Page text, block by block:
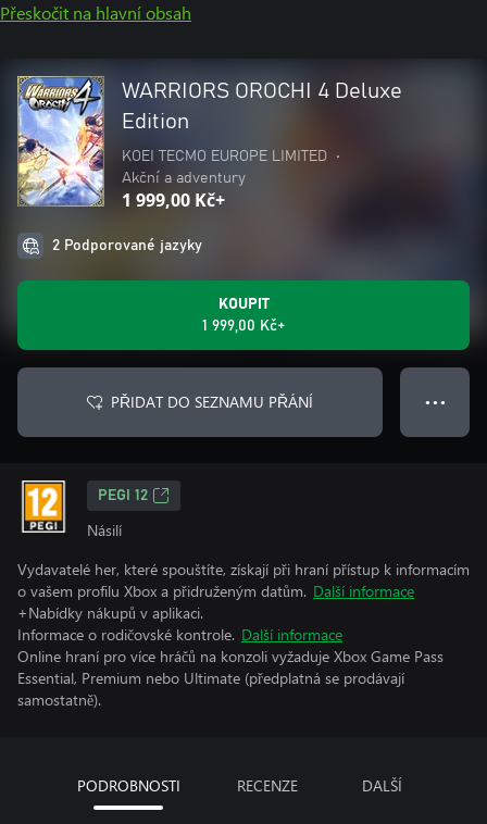
Přeskočit na hlavní obsah
WARRIORS OROCHI 4 Deluxe
Edition
KOEI TECMO EUROPE LIMITED
•
Akční a adventury
1 999,00 Kč+
2 Podporované jazyky
KOUPIT
1 999,00 Kč+
PŘIDAT DO SEZNAMU PŘÁNÍ ● ● ●
PEGI 12
Násilí
Vydavatelé her, které spouštíte, získají při hraní přístup k informacím
o vašem profilu Xbox a přidruženým datům. Další informace
+Nabídky nákupů v aplikaci.
Informace o rodičovské kontrole. Další informace
Online hraní pro více hráčů na konzoli vyžaduje Xbox Game Pass
Essential, Premium nebo Ultimate (předplatná se prodávají
samostatně).
PODROBNOSTI RECENZE DALŠÍ